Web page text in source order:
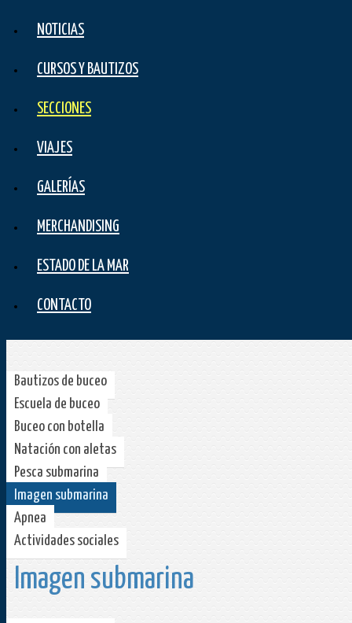
NOTICIAS
CURSOS Y BAUTIZOS
SECCIONES
VIAJES
GALERÍAS
MERCHANDISING
ESTADO DE LA MAR
CONTACTO
Bautizos de buceo
Escuela de buceo
Buceo con botella
Natación con aletas
Pesca submarina
Imagen submarina
Apnea
Actividades sociales
Imagen submarina